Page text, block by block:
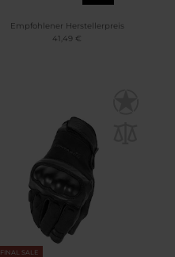
Empfohlener Herstellerpreis
41,49 €
FINAL SALE